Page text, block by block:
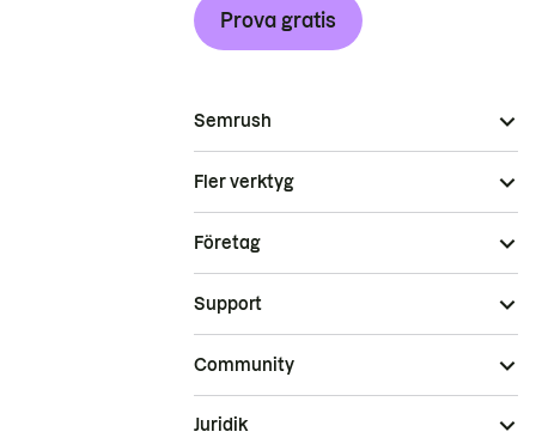
Prova gratis
Semrush
Fler verktyg
Företag
Support
Community
Juridik